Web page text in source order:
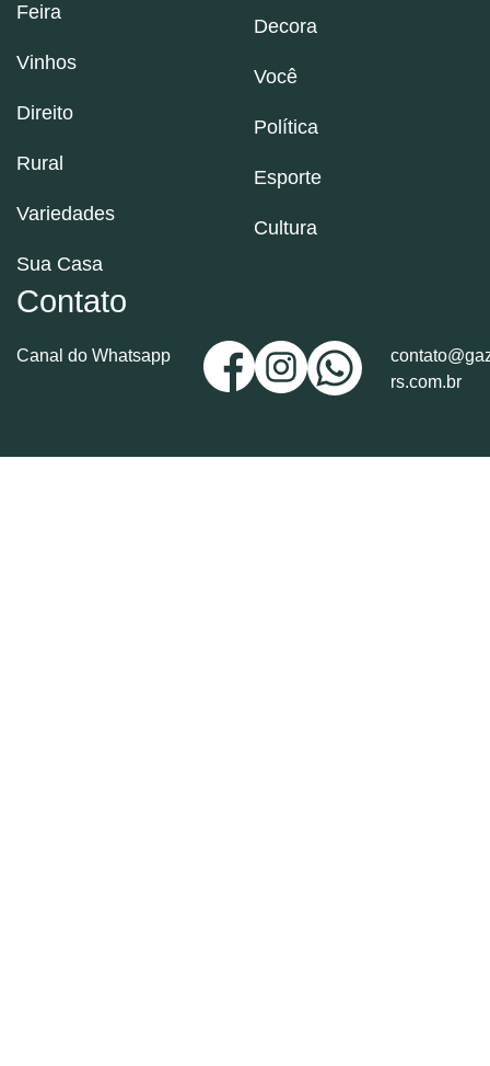
Feira
Vinhos
Direito
Rural
Variedades
Sua Casa
Decora
Você
Política
Esporte
Cultura
Contato
Canal do Whatsapp
rs.com.br